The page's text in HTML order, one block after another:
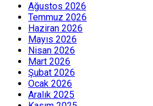
Ağustos 2026
Temmuz 2026
Haziran 2026
Mayıs 2026
Nisan 2026
Mart 2026
Şubat 2026
Ocak 2026
Aralık 2025